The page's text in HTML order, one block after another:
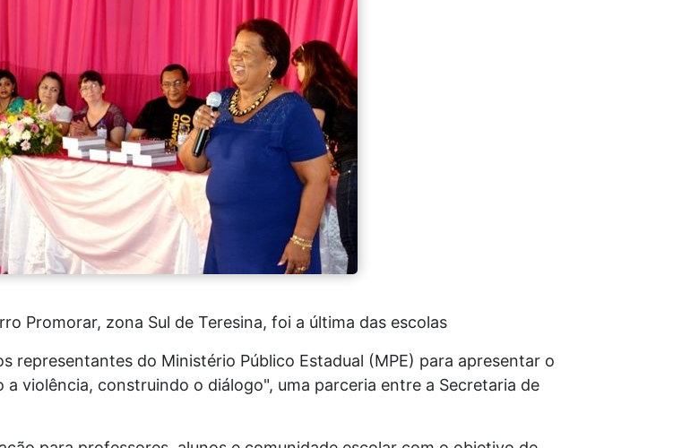
Promorar, zona Sul de Teresina, foi a última das escolas
do Ministério Público Estadual (MPE) para apresentar o
violência, construindo o diálogo", uma parceria entre a Secretaria de